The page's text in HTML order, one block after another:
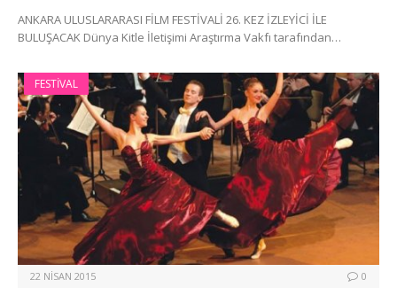
ANKARA ULUSLARARASI FİLM FESTİVALİ 26. KEZ İZLEYİCİ İLE
BULUŞACAK Dünya Kitle İletişimi Araştırma Vakfı tarafından…
FESTIVAL
22 NISAN 2015 0